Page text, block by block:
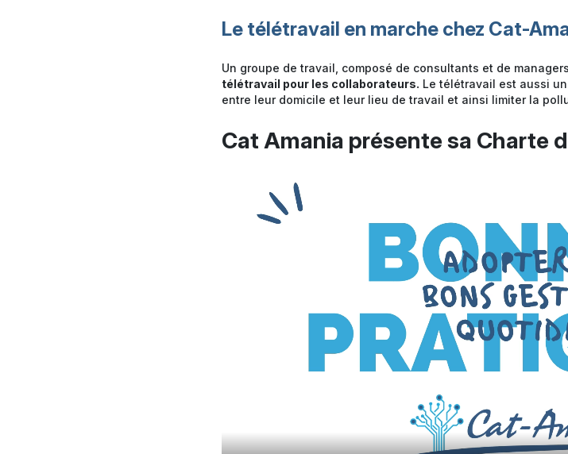
Le télétravail en marche chez Cat-
Un groupe de travail, composé de consultants et de
télétravail pour les collaborateurs. Le télétravail est aussi
entre leur domicile et leur lieu de travail et ainsi limiter la
Cat Amania présente sa Charte